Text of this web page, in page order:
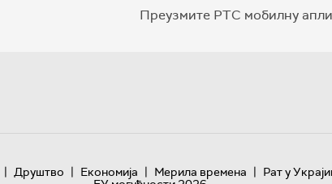
Преузмите РТС мобилну
| Друштво | Економија | Мерила времена | Рат у